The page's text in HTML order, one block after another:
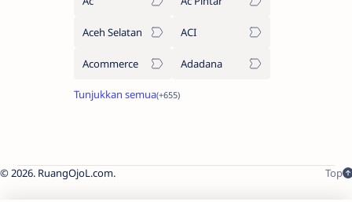
Aceh Selatan ACI
Acommerce Adadana
2026. RuangOjoL.com.